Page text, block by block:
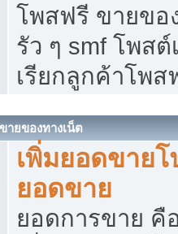
โพสฟรี ขายขอ
รัว ๆ smf โพส
เรียกลูกค้าโพส
ายของทางเน็ต
เพิ่มยอดขาย
ยอดขาย
ยอดการขาย คื